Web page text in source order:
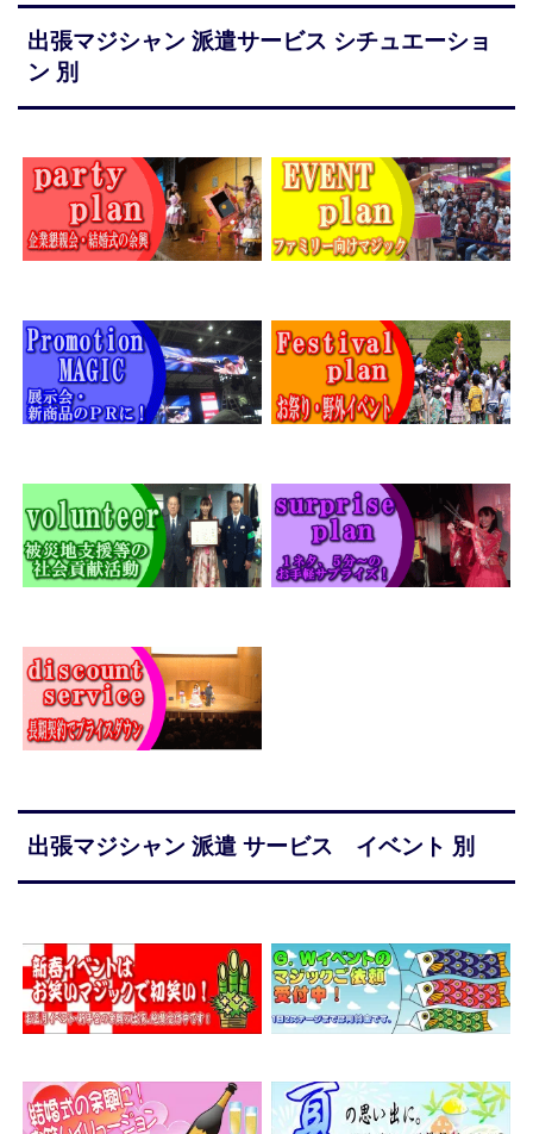
出張マジシャン 派遣サービス シチュエーショ
ン 別
出張マジシャン 派遣 サービス イベント 別